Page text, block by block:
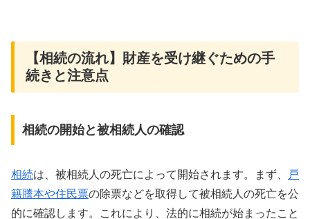
【相続の流れ】財産を受け継ぐための手
続きと注意点
相続の開始と被相続人の確認
相続は、被相続人の死亡によって開始されます。まず、
戸
籍謄本や住民票の除票などを取得して被相続人の死亡を公
的に確認します。これにより、法的に相続が始まったこと